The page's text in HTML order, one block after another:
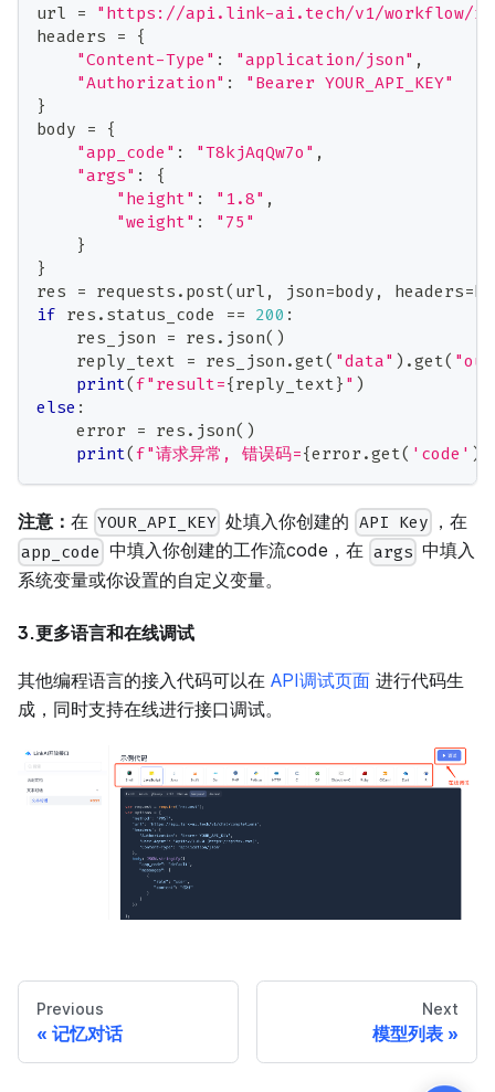
url = "https://api.link-ai.tech/v1/workflow/
headers = {
"Content-Type" : "application/json" ,
"Authorization" :
"Bearer YOUR_API_KEY"
}
body = {
"app_code" : "T8kjAqQw7o" ,
"args" :
{
"height" : "1.8" ,
"weight" :
"75"
}
}
res = requests . post( url , json=body , headers=
if res . status_code == 200 :
    res_json
= res . json( )
    reply_text
= res_json .get( "data" ) .get(
print( f"result={reply_text} " )
else :
    error
= res . json( )
print( f"请求异常, 错误码={error .get( 'code' )
注意： 在 YOUR_API_KEY 处填入你创建的 API Key ，在
app_code 中填入你创建的工作流code，在 args 中填入
系统变量或你设置的自定义变量。
3.更多语言和在线调试
其他编程语言的接入代码可以在 API调试页面 进行代码生
成，同时支持在线进行接口调试。
Previous
记忆对话
Next
模型列表